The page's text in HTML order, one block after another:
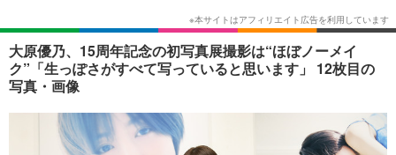
ショッピング その他
大原優乃、15周年記念の初写真展撮影は“ほぼノーメイ
ク”「生っぽさがすべて写っていると思います」 12枚目の
写真・画像